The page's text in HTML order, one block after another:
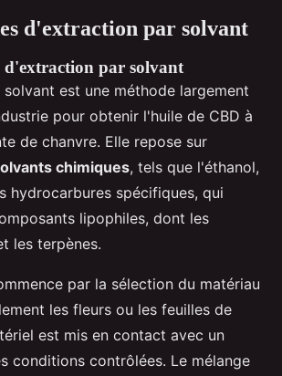
d'extraction par solvant
d'extraction par solvant
est une méthode largement
pour obtenir l'huile de CBD à
de chanvre. Elle repose sur
chimiques, tels que l'éthanol,
hydrocarbures spécifiques, qui
lipophiles, dont les
les terpènes.
par la sélection du matériau
les fleurs ou les feuilles de
est mis en contact avec un
conditions contrôlées. Le mélange